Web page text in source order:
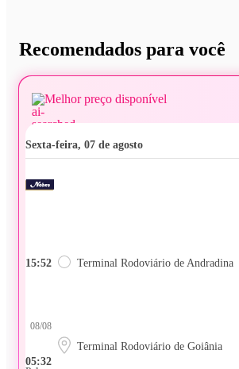
Recomendados para você
Melhor preço disponível
sexta-feira, 07 de agosto
15:52 Terminal Rodoviário de Andradina
05:32
08/08
Terminal Rodoviário de Goiânia